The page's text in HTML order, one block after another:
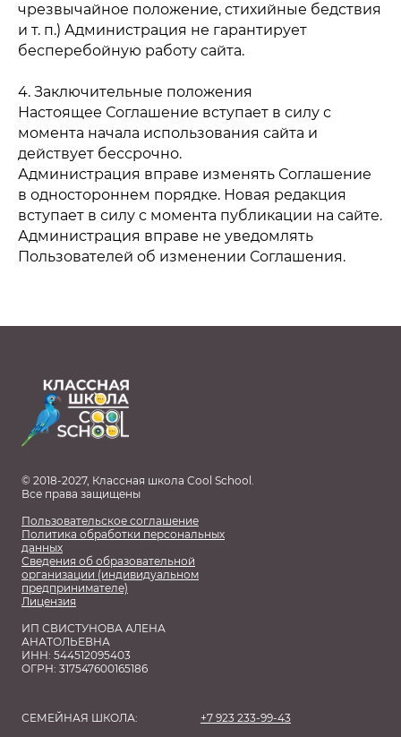
чрезвычайное положение, стихийные бедствия
и т. п.) Администрация не гарантирует
бесперебойную работу сайта.
4. Заключительные положения
Настоящее Соглашение вступает в силу с
момента начала использования сайта и
действует бессрочно.
Администрация вправе изменять Соглашение
в одностороннем порядке. Новая редакция
вступает в силу с момента публикации на сайте.
Администрация вправе не уведомлять
Пользователей об изменении Соглашения.
© 2018-2027, Классная школа Cool School.
Все права защищены
Пользовательское соглашение
Политика обработки персональных
данных
Сведения об образовательной
организации (индивидуальном
предпринимателе)
Лицензия
ИП СВИСТУНОВА АЛЕНА
АНАТОЛЬЕВНА
ИНН: 544512095403
ОГРН: 317547600165186
СЕМЕЙНАЯ ШКОЛА:
+7 923 233-99-43